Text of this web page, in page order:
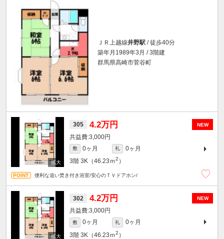
ＪＲ上越線井野駅 / 徒歩40分
築年月1989年3月 / 3階建
群馬県高崎市菅谷町
NEW
305 4.2万円
3,000円
敷 0ヶ月 礼
0ヶ月
3階 3K（46.23ｍ2 ）
便利な追い焚き付き浴室/安心のＴＶドアホン/
NEW
302 4.2万円
3,000円
敷 0ヶ月 礼
0ヶ月
3階 3K（46.23ｍ2 ）